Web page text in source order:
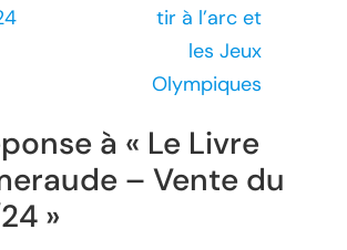
tir à l’arc et
les Jeux
Olympiques
à « Le Livre
– Vente du
»